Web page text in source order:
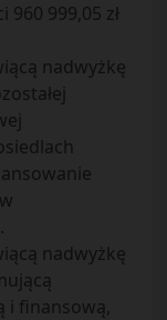
999,05 zł
nadwyżkę
nadwyżkę
i finansową,